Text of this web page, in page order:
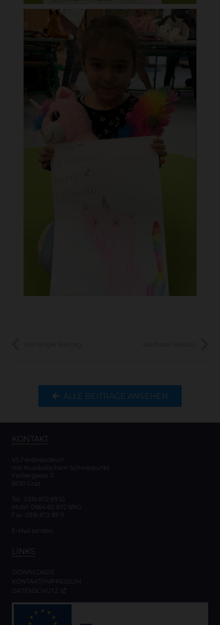
ALLE BEITRÄGE ANSEHEN
KONTAKT
VS Ferdinandeum
mit musikalischem Schwerpunkt
Färbergasse 11
8010 Graz
Tel.: 0316 872 69 10
Mobil: 0664 60 872 6910
Fax: 0316 872 69 11
E-Mail senden
LINKS
DOWNLOADS
KONTAKT/IMPRESSUM
DATENSCHUTZ